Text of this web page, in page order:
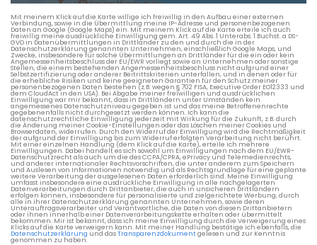
Mit meinem Klick auf die Karte willige ich freiwillig in den Aufbau einer externen
Verbindung, sowie in die Übermittlung meine IP-Adresse und personenbezogenen
Daten an Google (Google Maps) ein. Mit meinem Klick auf die Karte erteile ich auch
freiwillig meine ausdrückliche Einwilligung gem. Art. 49 Abs. 1 Unterabs. 1 Buchst. a DS-
GVO in Datenübermittlungen in Drittländer zu den und durch die in der
Datenschutzerklärung genannten Unternehmen, einschließlich Google Maps, und
Zwecke, insbesondere für solche Übermittlungen an Drittländer für die ein oder kein
Angemessenheitsbeschluss der EU/EWR vorliegt sowie an Unternehmen oder sonstige
Stellen, die einem bestehenden Angemessenheitsbeschluss nicht aufgrund einer
Selbstzertifizierung oder anderer Beitrittskriterien unterfallen, und in denen oder für
die erhebliche Risiken und keine geeigneten Garantien für den Schutz meiner
personenbezogenen Daten bestehen (z.B. wegen § 702 FISA, Executive Order EO12333 und
dem CloudAct in den USA). Bei Abgabe meiner freiwilligen und ausdrücklichen
Einwilligung war mir bekannt, dass in Drittländern unter Umständen kein
angemessenes Datenschutzniveau gegeben ist und das meine Betroffenenrechte
gegebenenfalls nicht durchgesetzt werden können. Ich kann die
datenschutzrechtliche Einwilligung jederzeit mit Wirkung für die Zukunft, z.B. durch
die Änderung meiner Cookie-Einstellungen oder das Löschen meiner Cookies und
Browserdaten, widerrufen. Durch den Widerruf der Einwilligung wird die Rechtmäßigkeit
der aufgrund der Einwilligung bis zum Widerruf erfolgten Verarbeitung nicht berührt.
Mit einer einzelnen Handlung (dem Klick auf die Karte), erteile ich mehrere
Einwilligungen. Dabei handelt es sich sowohl um Einwilligungen nach dem EU/EWR-
Datenschutzrecht als auch um die des CCPA/CPRA, ePrivacy und Telemedienrechts,
und anderer internationaler Rechtsvorschriften, die unter anderem zum Speichern
und Auslesen von Informationen notwendig und als Rechtsgrundlage für eine geplante
weitere Verarbeitung der ausgelesenen Daten erforderlich sind. Meine Einwilligung
umfasst insbesondere eine ausdrückliche Einwilligung in alle nachgelagerten
Datenverarbeitungen durch Drittanbieter, die auch in unsicheren Drittländern
erfolgen können, insbesondere für personalisierte und zielgerichtete Werbung, durch
alle in ihrer Datenschutzerklärung genannten Unternehmen, sowie deren
Unterauftragsverarbeiter und Verantwortliche, die Daten von diesen Drittanbietern
oder ihnen innerhalb einer Datenverarbeitungskette erhalten oder übermittelt
bekommen. Mir ist bekannt, dass ich meine Einwilligung durch die Verweigerung eines
Klicks auf die Karte verweigern kann. Mit meiner Handlung bestätige ich ebenfalls, die
Datenschutzerklärung und dasTransparenzdokumentgelesen und zur Kenntnis
genommen zu haben.